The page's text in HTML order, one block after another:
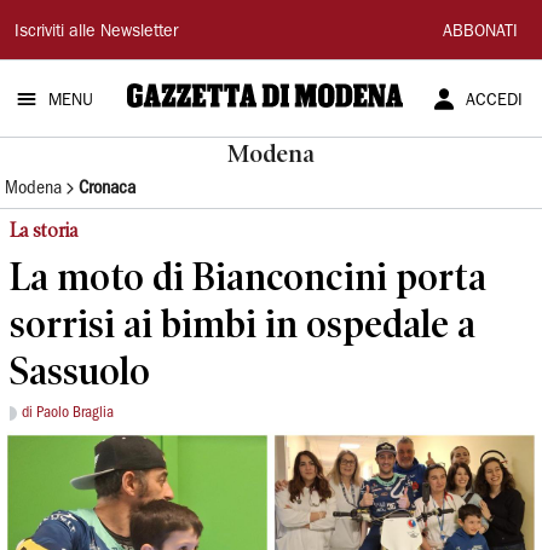
Gazzetta
di
Modena
Iscriviti alle Newsletter ABBONATI
MENU ACCEDI
Modena
Modena Cronaca
La storia
La moto di Bianconcini porta
sorrisi ai bimbi in ospedale a
Sassuolo
di Paolo Braglia